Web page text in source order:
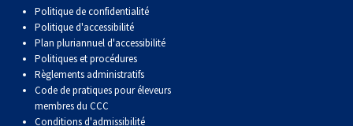
Politique de confidentialité
Politique d'accessibilité
Plan pluriannuel d'accessibilité
Politiques et procédures
Règlements administratifs
Code de pratiques pour éleveurs
membres du CCC
Conditions d'admissibilité